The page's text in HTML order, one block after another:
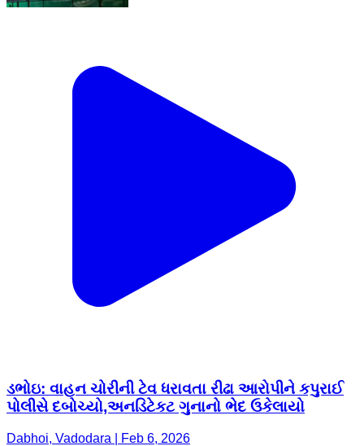
ડભોઇ: વાહન ચોરીની ટેવ ધરાવતા રીઢા આરોપીને કપુરાઈ
પોલીસે દબોચ્યો,અનડિટેકટ ગુનાનો ભેદ ઉકેલાયો
Dabhoi, Vadodara | Feb 6, 2026